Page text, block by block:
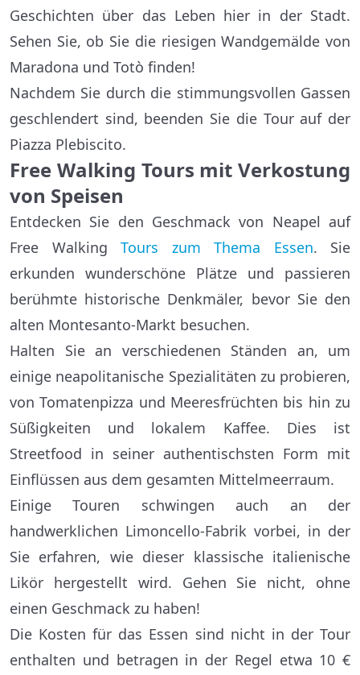
Geschichten über das Leben hier in der Stadt.
Sehen Sie, ob Sie die riesigen Wandgemälde von
Maradona und Totò finden!
Nachdem Sie durch die stimmungsvollen Gassen
geschlendert sind, beenden Sie die Tour auf der
Piazza Plebiscito.
Free Walking Tours mit Verkostung
von Speisen
Entdecken Sie den Geschmack von Neapel auf
Free Walking Tours zum Thema Essen. Sie
erkunden wunderschöne Plätze und passieren
berühmte historische Denkmäler, bevor Sie den
alten Montesanto-Markt besuchen.
Halten Sie an verschiedenen Ständen an, um
einige neapolitanische Spezialitäten zu probieren,
von Tomatenpizza und Meeresfrüchten bis hin zu
Süßigkeiten und lokalem Kaffee. Dies ist
Streetfood in seiner authentischsten Form mit
Einflüssen aus dem gesamten Mittelmeerraum.
Einige Touren schwingen auch an der
handwerklichen Limoncello-Fabrik vorbei, in der
Sie erfahren, wie dieser klassische italienische
Likör hergestellt wird. Gehen Sie nicht, ohne
einen Geschmack zu haben!
Die Kosten für das Essen sind nicht in der Tour
enthalten und betragen in der Regel etwa 10 €